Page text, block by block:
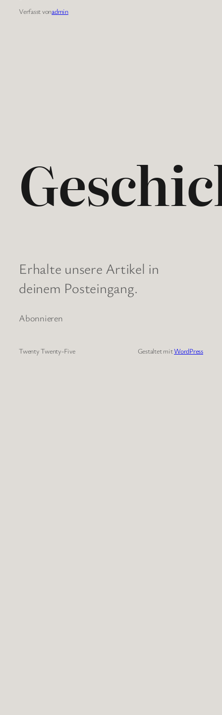
Verfasst vonadmin
Erhalte unsere Artikel in
deinem Posteingang.
Abonnieren
Twenty Twenty-Five Gestaltet mitWordPress